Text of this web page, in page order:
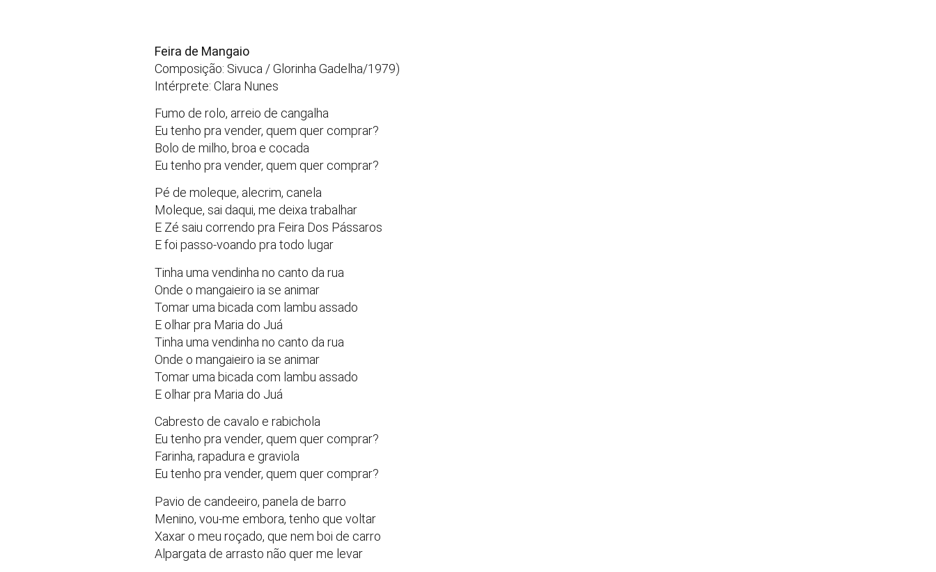
Feira de Mangaio
Composição: Sivuca / Glorinha Gadelha/1979)
Intérprete: Clara Nunes
Fumo de rolo, arreio de cangalha
Eu tenho pra vender, quem quer comprar?
Bolo de milho, broa e cocada
Eu tenho pra vender, quem quer comprar?
Pé de moleque, alecrim, canela
Moleque, sai daqui, me deixa trabalhar
E Zé saiu correndo pra Feira Dos Pássaros
E foi passo-voando pra todo lugar
Tinha uma vendinha no canto da rua
Onde o mangaieiro ia se animar
Tomar uma bicada com lambu assado
E olhar pra Maria do Juá
Tinha uma vendinha no canto da rua
Onde o mangaieiro ia se animar
Tomar uma bicada com lambu assado
E olhar pra Maria do Juá
Cabresto de cavalo e rabichola
Eu tenho pra vender, quem quer comprar?
Farinha, rapadura e graviola
Eu tenho pra vender, quem quer comprar?
Pavio de candeeiro, panela de barro
Menino, vou-me embora, tenho que voltar
Xaxar o meu roçado, que nem boi de carro
Alpargata de arrasto não quer me levar